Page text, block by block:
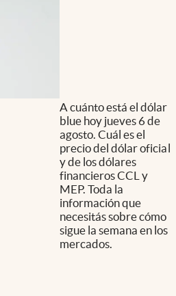
A cuánto está el dólar
blue hoy jueves 6 de
agosto. Cuál es el
precio del dólar oficial
y de los dólares
financieros CCL y
MEP. Toda la
información que
necesitás sobre cómo
sigue la semana en los
mercados.